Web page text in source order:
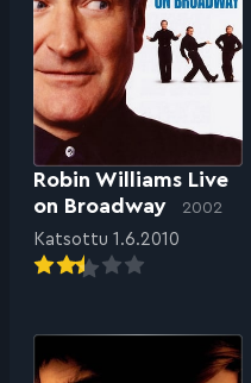
Robin Williams Live
on Broadway
2002
Katsottu 1.6.2010